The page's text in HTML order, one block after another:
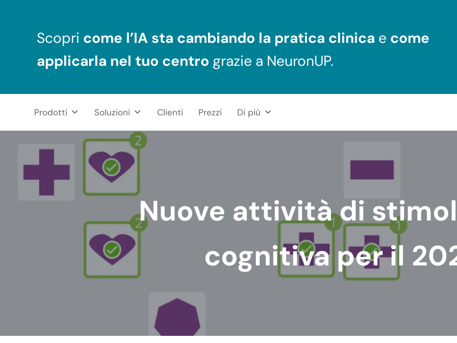
Scopri come l’IA sta cambiando la pratica clinica e come
applicarla nel tuo centro grazie a NeuronUP.
NeuronUP
RIABILITAZIONE COGNITIVA PROFESSIONALE
Prodotti Soluzioni Clienti Prezzi Di più
Nuove attività di
cognitiva per il